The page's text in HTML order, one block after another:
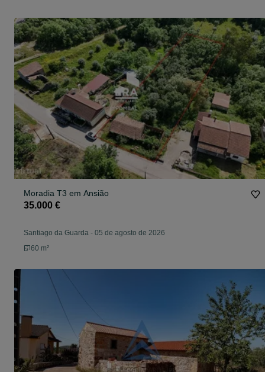
Moradia T3 em Ansião
35.000 €
Santiago da Guarda - 05 de agosto de 2026
60 m²